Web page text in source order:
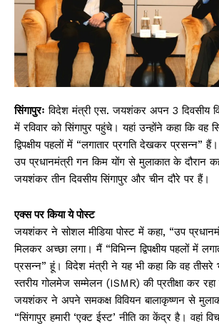
सिंगापुरः विदेश मंत्री एस. जयशंकर अपन 3 दिवसीय
में रविवार को सिंगापुर पहुंचे। यहां उन्होंने कहा कि वह
द्विपक्षीय पहलों में “लगातार प्रगति देखकर प्रसन्न”
उप प्रधानमंत्री गन किम योंग से मुलाकात के दौरान
जयशंकर तीन दिवसीय सिंगापुर और चीन दौरे पर हैं।
एक्स पर किया ये पोस्ट
जयशंकर ने सोशल मीडिया पोस्ट में कहा, “उप
मिलकर अच्छा लगा। मैं “विभिन्न द्विपक्षीय पहलों में
प्रसन्न” हूं। विदेश मंत्री ने यह भी कहा कि वह तीसरे
स्तरीय गोलमेज सम्मेलन (ISMR) की प्रतीक्षा कर
जयशंकर ने अपने समकक्ष विवियन बालाकृष्णन से
“सिंगापुर हमारी ‘एक्ट ईस्ट’ नीति का केंद्र है। वहां